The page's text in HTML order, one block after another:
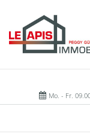
Mo. - Fr.